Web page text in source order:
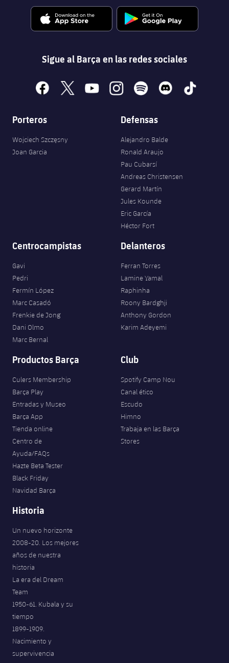
Sigue al Barça en las redes sociales
facebook
x youtubeinstagramspotify discord tiktok
Porteros
Wojciech Szczęsny
Joan Garcia
Defensas
Alejandro Balde
Ronald Araujo
Pau Cubarsí
Andreas Christensen
Gerard Martín
Jules Kounde
Eric García
Héctor Fort
Centrocampistas
Gavi
Pedri
Fermín López
Marc Casadó
Frenkie de Jong
Dani Olmo
Marc Bernal
Delanteros
Ferran Torres
Lamine Yamal
Raphinha
Roony Bardghji
Anthony Gordon
Karim Adeyemi
Productos Barça
Culers Membership
Barça Play
Entradas y Museo
Barça App
Tienda online
Centro de
Ayuda/FAQs
Hazte Beta Tester
Black Friday
Navidad Barça
Club
Spotify Camp Nou
Canal ético
Escudo
Himno
Trabaja en las Barça
Stores
Historia
Un nuevo horizonte
2008-20. Los mejores
años de nuestra
historia
La era del Dream
Team
1950-61. Kubala y su
tiempo
1899-1909.
Nacimiento y
supervivencia